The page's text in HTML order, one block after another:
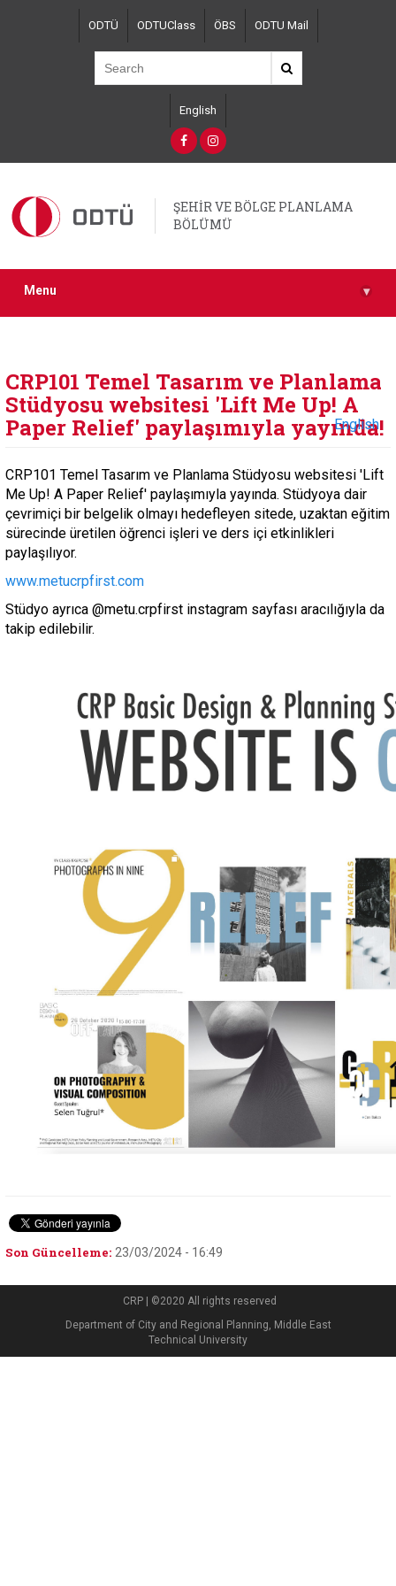
ODTÜ ODTUClass ÖBS ODTU Mail
English
ŞEHİR VE BÖLGE PLANLAMA
BÖLÜMÜ
Menu ▾
CRP101 Temel Tasarım ve Planlama
Stüdyosu websitesi 'Lift Me Up! A
Paper Relief' paylaşımıyla yayında!
English
CRP101 Temel Tasarım ve Planlama Stüdyosu websitesi 'Lift
Me Up! A Paper Relief' paylaşımıyla yayında. Stüdyoya dair
çevrimiçi bir belgelik olmayı hedefleyen sitede, uzaktan eğitim
sürecinde üretilen öğrenci işleri ve ders içi etkinlikleri
paylaşılıyor.
www.metucrpfirst.com
Stüdyo ayrıca @metu.crpfirst instagram sayfası aracılığıyla da
takip edilebilir.
Son Güncelleme: 23/03/2024 - 16:49
CRP | ©2020 All rights reserved
Department of City and Regional Planning, Middle East
Technical University